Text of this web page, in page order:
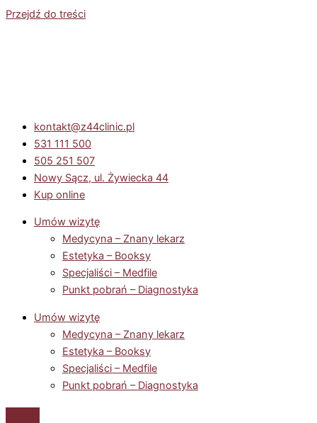
Przejdź do treści
kontakt@z44clinic.pl
531 111 500
505 251 507
Nowy Sącz, ul. Żywiecka 44
Kup online
Umów wizytę
Medycyna – Znany lekarz
Estetyka – Booksy
Specjaliści – Medfile
Punkt pobrań – Diagnostyka
Umów wizytę
Medycyna – Znany lekarz
Estetyka – Booksy
Specjaliści – Medfile
Punkt pobrań – Diagnostyka